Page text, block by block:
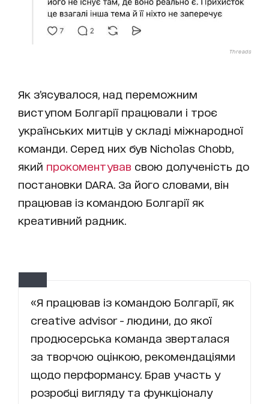
Threads
Як з’ясувалося, над переможним
виступом Болгарії працювали і троє
українських митців у складі міжнародної
команди. Серед них був Nicholas Chobb,
який прокоментував свою долученість до
постановки DARA. За його словами, він
працював із командою Болгарії як
креативний радник.
«Я працював із командою Болгарії, як
creative advisor - людини, до якої
продюсерська команда зверталася
за творчою оцінкою, рекомендаціями
щодо перформансу. Брав участь у
розробці вигляду та функціоналу